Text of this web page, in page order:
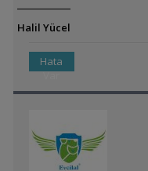
Halil Yücel
Hata
Var